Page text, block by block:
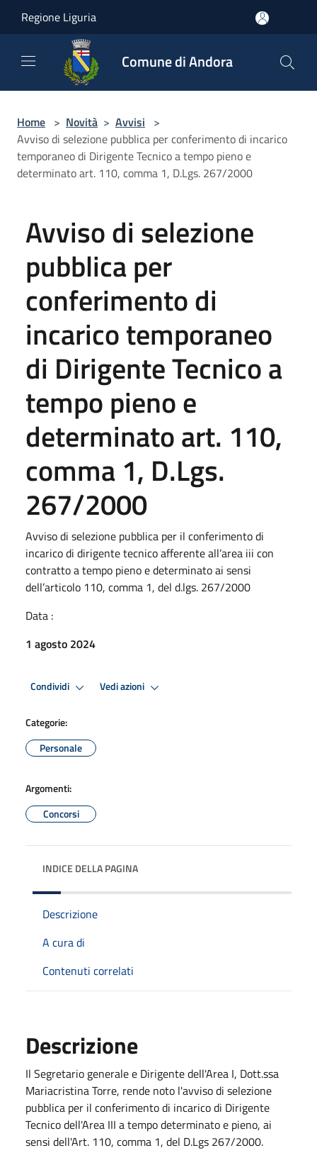
Regione Liguria
Comune di Andora
Home > Novità > Avvisi >
Avviso di selezione pubblica per conferimento di incarico
temporaneo di Dirigente Tecnico a tempo pieno e
determinato art. 110, comma 1, D.Lgs. 267/2000
Avviso di selezione
pubblica per
conferimento di
incarico temporaneo
di Dirigente Tecnico a
tempo pieno e
determinato art. 110,
comma 1, D.Lgs.
267/2000
Avviso di selezione pubblica per il conferimento di
incarico di dirigente tecnico afferente all’area iii con
contratto a tempo pieno e determinato ai sensi
dell’articolo 110, comma 1, del d.lgs. 267/2000
Data :
1 agosto 2024
Condividi Vedi azioni
Categorie:
Personale
Argomenti:
Concorsi
INDICE DELLA PAGINA
Descrizione
A cura di
Contenuti correlati
Descrizione
Il Segretario generale e Dirigente dell'Area I, Dott.ssa
Mariacristina Torre, rende noto l'avviso di selezione
pubblica per il conferimento di incarico di Dirigente
Tecnico dell'Area III a tempo determinato e pieno, ai
sensi dell'Art. 110, comma 1, del D.Lgs 267/2000.